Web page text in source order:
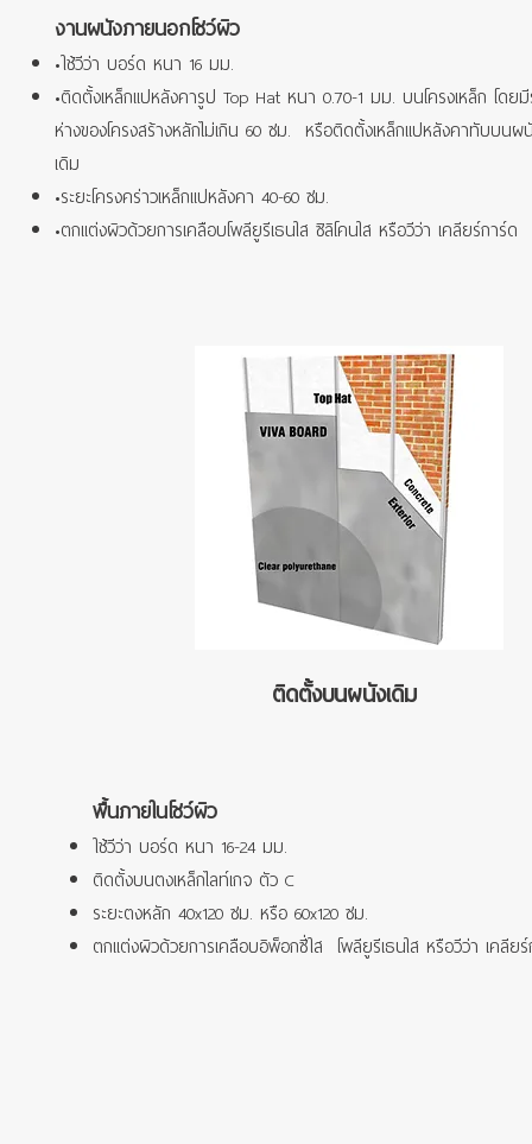
งานผนังภายนอกโชว์ผิว
•ใช้วีว่า บอร์ด หนา 16 มม.
•ติดตั้งเหล็กแปหลังคารูป Top Hat หนา 0.70-1 มม. บนโครงเหล็ก โดยมี
ห่างของโครงสร้างหลักไม่เกิน 60 ซม. หรือติดตั้งเหล็กแปหลังคาทับบนผ
เดิม
•ระยะโครงคร่าวเหล็กแปหลังคา 40-60 ซม.
•ตกแต่งผิวด้วยการเคลือบโพลียูรีเธนใส ซิลิโคนใส หรือวีว่า เคลียร์การ์ด
ติดตั้งบนผนังเดิม
พื้นภายในโชว์ผิว
ใช้วีว่า บอร์ด หนา 16-24 มม.
ติดตั้งบนตงเหล็กไลท์เกจ ตัว C
ระยะตงหลัก 40x120 ซม. หรือ 60x120 ซม.
ตกแต่งผิวด้วยการเคลือบอิพ็อกซี่ใส โพลียูรีเธนใส หรือวีว่า เคลีย